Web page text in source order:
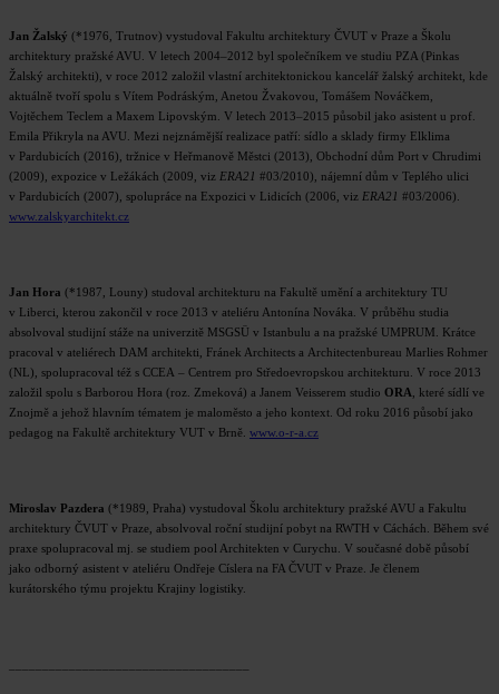
Jan Žalský (*1976, Trutnov) vystudoval Fakultu architektury ČVUT v Praze a Školu
architektury pražské AVU. V letech 2004–2012 byl společníkem ve studiu PZA (Pinkas
Žalský architekti), v roce 2012 založil vlastní architektonickou kancelář žalský architekt, kde
aktuálně tvoří spolu s Vítem Podráským, Anetou Žvakovou, Tomášem Nováčkem,
Vojtěchem Teclem a Maxem Lipovským. V letech 2013–2015 působil jako asistent u prof.
Emila Přikryla na AVU. Mezi nejznámější realizace patří: sídlo a sklady firmy Elklima
v Pardubicích (2016), tržnice v Heřmanově Městci (2013), Obchodní dům Port v Chrudimi
(2009), expozice v Ležákách (2009, viz ERA21 #03/2010), nájemní dům v Teplého ulici
v Pardubicích (2007), spolupráce na Expozici v Lidicích (2006, viz ERA21 #03/2006).
www.zalskyarchitekt.cz
Jan Hora (*1987, Louny) studoval architekturu na Fakultě umění a architektury TU
v Liberci, kterou zakončil v roce 2013 v ateliéru Antonína Nováka. V průběhu studia
absolvoval studijní stáže na univerzitě MSGSÜ v Istanbulu a na pražské UMPRUM. Krátce
pracoval v ateliérech DAM architekti, Fránek Architects a Architectenbureau Marlies Rohmer
(NL), spolupracoval též s CCEA – Centrem pro Středoevropskou architekturu. V roce 2013
založil spolu s Barborou Hora (roz. Zmeková) a Janem Veisserem studio ORA, které sídlí ve
Znojmě a jehož hlavním tématem je maloměsto a jeho kontext. Od roku 2016 působí jako
pedagog na Fakultě architektury VUT v Brně. www.o-r-a.cz
Miroslav Pazdera (*1989, Praha) vystudoval Školu architektury pražské AVU a Fakultu
architektury ČVUT v Praze, absolvoval roční studijní pobyt na RWTH v Cáchách. Během své
praxe spolupracoval mj. se studiem pool Architekten v Curychu. V současné době působí
jako odborný asistent v ateliéru Ondřeje Císlera na FA ČVUT v Praze. Je členem
kurátorského týmu projektu Krajiny logistiky.